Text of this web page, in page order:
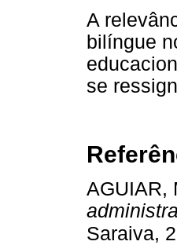
A
bilíngue
se
AGUIAR,
Saraiva,